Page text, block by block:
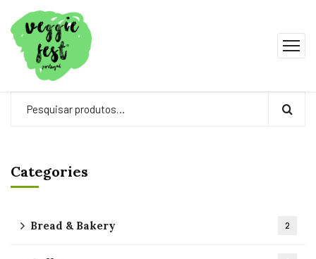
Categories
Bread & Bakery 2